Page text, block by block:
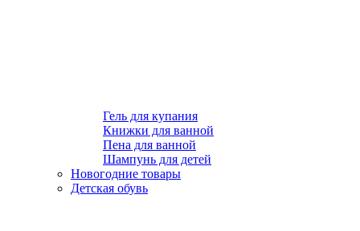
Гель для купания
Книжки для ванной
Пена для ванной
Шампунь для детей
Новогодние товары
Детская обувь